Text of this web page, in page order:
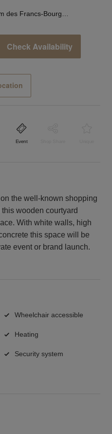
Check Availability
Event
the well-known shopping
wooden courtyard
With white walls, high
this space will be
event or brand launch.
Wheelchair accessible
Heating
Security system